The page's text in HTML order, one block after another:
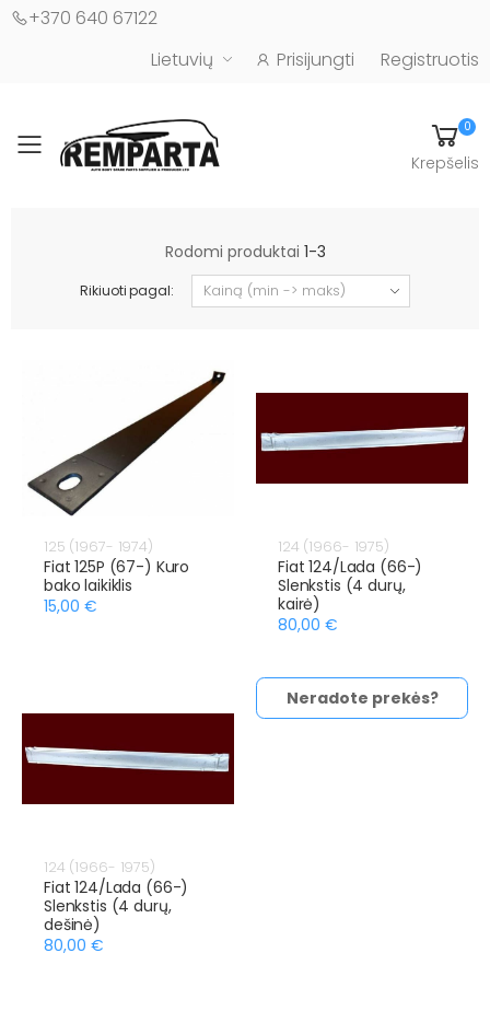
+370 640 67122
Lietuvių
Prisijungti Registruotis
Toggle mobile menu
0
Krepšelis
Rodomi produktai 1-3
Rikiuoti pagal:
125 (1967- 1974)
Fiat 125P (67-) Kuro
bako laikiklis
15,00 €
124 (1966- 1975)
Fiat 124/Lada (66-)
Slenkstis (4 durų,
kairė)
80,00 €
124 (1966- 1975)
Fiat 124/Lada (66-)
Slenkstis (4 durų,
dešinė)
80,00 €
Neradote prekės?